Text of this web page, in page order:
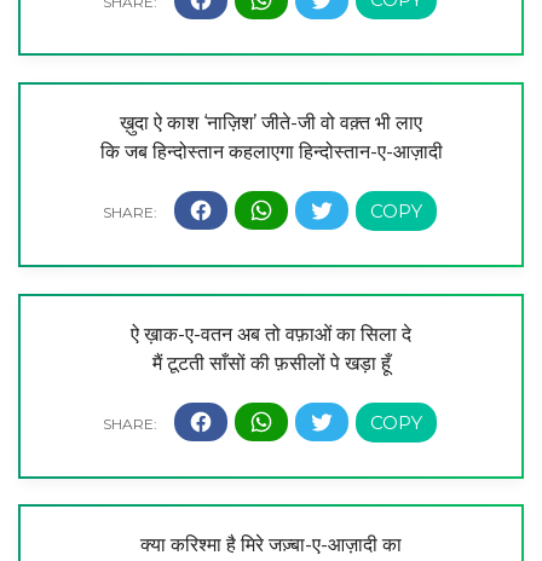
ख़ुदा ऐ काश ‘नाज़िश’ जीते-जी वो वक़्त भी लाए
कि जब हिन्दोस्तान कहलाएगा हिन्दोस्तान-ए-आज़ादी
ऐ ख़ाक-ए-वतन अब तो वफ़ाओं का सिला दे
मैं टूटती साँसों की फ़सीलों पे खड़ा हूँ
क्या करिश्मा है मिरे जज़्बा-ए-आज़ादी का